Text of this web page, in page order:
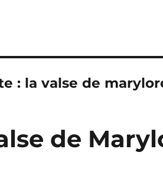
: la valse de
de